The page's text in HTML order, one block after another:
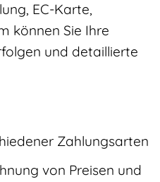
EC-Karte,
können Sie Ihre
und detaillierte
Zahlungsarten
von Preisen und